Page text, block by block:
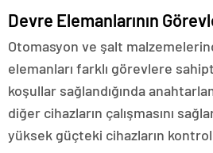
Devre Elemanlarının
Otomasyon ve şalt
elemanları farklı görevlere
koşullar sağlandığında
diğer cihazların çalışmasını
yüksek güçteki cihazların